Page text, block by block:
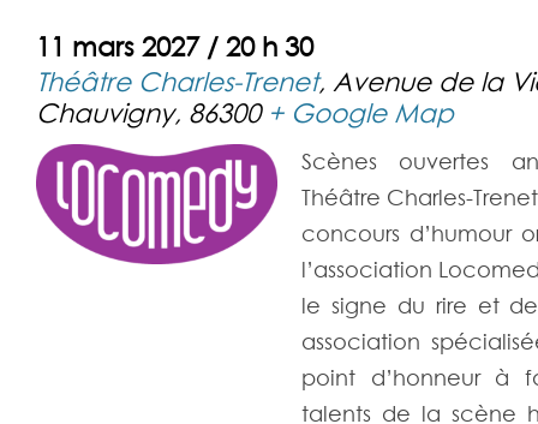
11 mars 2027 / 20 h 30
Théâtre Charles-Trenet, Avenue de la
Chauvigny, 86300 + Google Map
Scènes ouvertes
Théâtre Charles-
concours d’humour
l’association
le signe du rire et
association
point d’honneur à
talents de la scène